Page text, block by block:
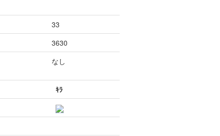
33
3630
なし
ｷﾗ